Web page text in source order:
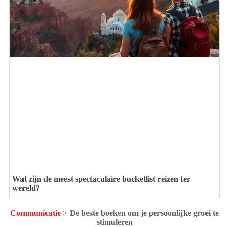
Wat zijn de meest spectaculaire bucketlist reizen ter
wereld?
Communicatie > De beste boeken om je persoonlijke groei te
stimuleren